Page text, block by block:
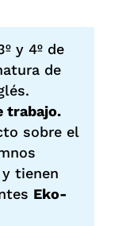
y 4º de
de
trabajo.
sobre el
tienen
Eko-